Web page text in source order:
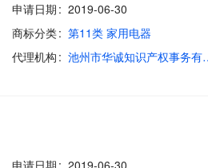
申请日期
2019-06-30
商标分类
第11类 家用电器
代理机构 池州市华
申请日期
2019-06-30